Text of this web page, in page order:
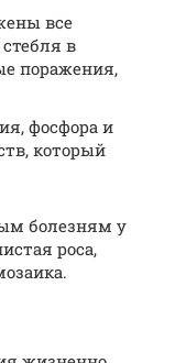
все
в
поражения,
фосфора и
который
болезням у
роса,